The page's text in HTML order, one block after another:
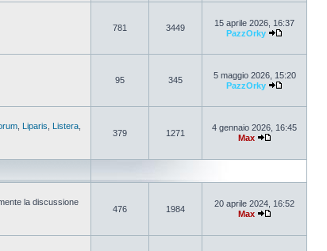
781 3449
15 aprile 2026, 16:37
PazzOrky
95 345
5 maggio 2026, 15:20
PazzOrky
Liparis Listera
379 1271
4 gennaio 2026, 16:45
Max
la discussione
476 1984
20 aprile 2024, 16:52
Max